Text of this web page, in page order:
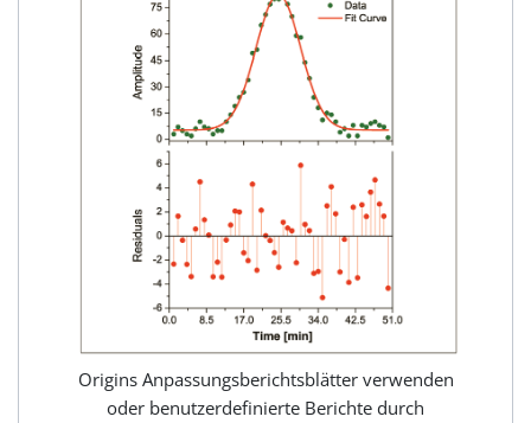
Origins Anpassungsberichtsblätter verwenden
oder benutzerdefinierte Berichte durch